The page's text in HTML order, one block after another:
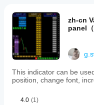
external
dependencies
or
special
access
rights.
指标配置
zh-cn
panel
This indicator can be
position, change font,
4.0 (1)